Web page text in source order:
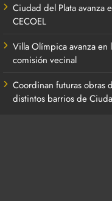
Ciudad del Plata avanza
CECOEL
Villa Olímpica avanza en
comisión vecinal
Coordinan futuras obras
distintos barrios de